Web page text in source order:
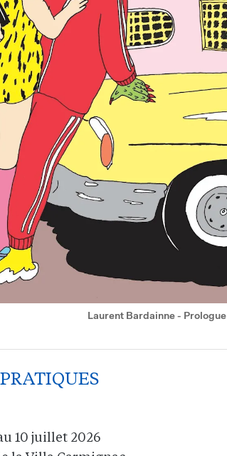
Laurent Bardainne - Prologue
10 juillet 2026